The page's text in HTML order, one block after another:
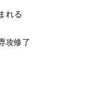
れる
攻修了